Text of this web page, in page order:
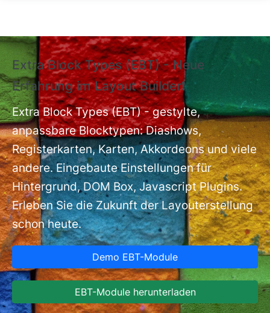
Extra Block Types (EBT) - Neue
Erfahrung im Layout Builder❗
Extra Block Types (EBT) - gestylte,
anpassbare Blocktypen: Diashows,
Registerkarten, Karten, Akkordeons und viele
andere. Eingebaute Einstellungen für
Hintergrund, DOM Box, Javascript Plugins.
Erleben Sie die Zukunft der Layouterstellung
schon heute.
Demo EBT-Module
EBT-Module herunterladen